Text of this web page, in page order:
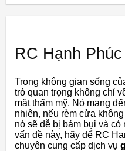
RC Hạnh Phúc
Trong không gian sống
trò quan trọng không chỉ
mặt thẩm mỹ. Nó mang
nhiên, nếu rèm cửa
nó sẽ dễ bị bám bụi và
vấn đề này, hãy để RC
chuyên cung cấp dịch vụ